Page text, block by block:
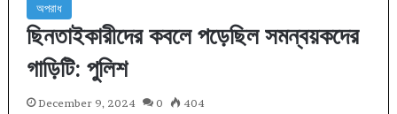
অপরাধ
ছিনতাইকারীদের কবলে পড়েছিল সমন্বয়কদের
গাড়িটি: পুলিশ
December 9, 2024 0 404